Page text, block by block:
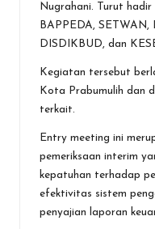
Nugrahani. Turut
BAPPEDA, SETWAN,
DISDIKBUD, dan
Kegiatan tersebut
Kota Prabumulih dan
terkait.
Entry meeting ini
pemeriksaan interim
kepatuhan terhadap
efektivitas sistem
penyajian laporan